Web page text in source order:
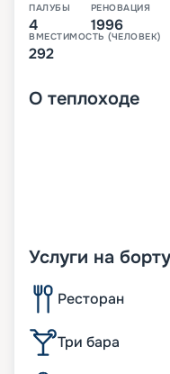
ПАЛУБЫ
4
РЕНОВАЦИЯ
1996
ВМЕСТИМОСТЬ (ЧЕЛОВЕК)
292
О теплоходе
Услуги на борту
Ресторан
Три бара